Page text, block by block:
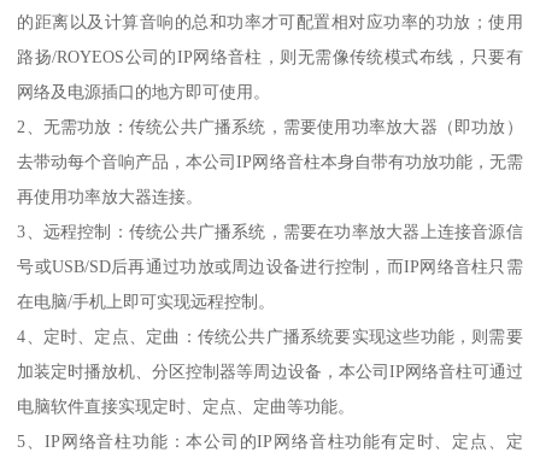
的距离以及计算音响的总和功率才可配置相对应功率的功放；使用
路扬/ROYEOS公司的IP网络音柱，则无需像传统模式布线，只要有
网络及电源插口的地方即可使用。
2、无需功放：传统公共广播系统，需要使用功率放大器（即功放）
去带动每个音响产品，本公司IP网络音柱本身自带有功放功能，无需
再使用功率放大器连接。
3、远程控制：传统公共广播系统，需要在功率放大器上连接音源信
号或USB/SD后再通过功放或周边设备进行控制，而IP网络音柱只需
在电脑/手机上即可实现远程控制。
4、定时、定点、定曲：传统公共广播系统要实现这些功能，则需要
加装定时播放机、分区控制器等周边设备，本公司IP网络音柱可通过
电脑软件直接实现定时、定点、定曲等功能。
5、IP网络音柱功能：本公司的IP网络音柱功能有定时、定点、定